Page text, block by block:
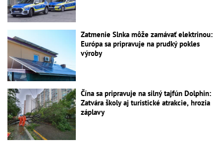
Zatmenie Slnka môže zamávať elektrinou:
Európa sa pripravuje na prudký pokles
výroby
Čína sa pripravuje na silný tajfún Dolphin:
Zatvára školy aj turistické atrakcie, hrozia
záplavy